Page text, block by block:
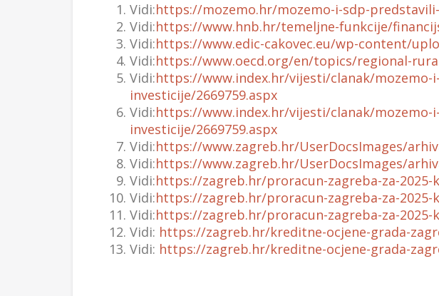
Vidi:https://mozemo.hr/mozemo-i-sdp-
Vidi:https://www.hnb.hr/temeljne-funkcije/
Vidi:https://www.edic-cakovec.eu/wp-content/
Vidi:https://www.oecd.org/en/topics/regional-
Vidi:https://www.index.hr/vijesti/clanak/
investicije/2669759.aspx
Vidi:https://www.index.hr/vijesti/clanak/
investicije/2669759.aspx
Vidi:https://www.zagreb.hr/UserDocsImages/
Vidi:https://www.zagreb.hr/UserDocsImages/
Vidi:https://zagreb.hr/proracun-zagreba-za-
Vidi:https://zagreb.hr/proracun-zagreba-za-
Vidi:https://zagreb.hr/proracun-zagreba-za-
Vidi: https://zagreb.hr/kreditne-ocjene-grada-
Vidi: https://zagreb.hr/kreditne-ocjene-grada-